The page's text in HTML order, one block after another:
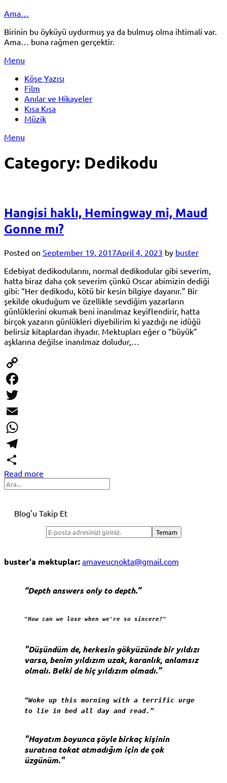
Skip
content
Ama…
Birinin bu öyküyü uydurmuş ya da bulmuş olma ihtimali var.
Ama… buna rağmen gerçektir.
Menu
Köşe Yazısı
Film
Anılar ve Hikayeler
Kısa Kısa
Müzik
Menu
Category: Dedikodu
Hangisi haklı, Hemingway mi, Maud
Gonne mı?
Posted on September 19, 2017April 4, 2023 by buster
Edebiyat dedikodularını, normal dedikodular gibi severim,
hatta biraz daha çok severim çünkü Oscar abimizin dediği
gibi: “Her dedikodu, kötü bir kesin bilgiye dayanır.” Bir
şekilde okuduğum ve özellikle sevdiğim yazarların
günlüklerini okumak beni inanılmaz keyiflendirir, hatta
birçok yazarın günlükleri diyebilirim ki yazdığı ne idüğü
belirsiz kitaplardan ihyadır. Mektupları eğer o “büyük”
aşklarına değilse inanılmaz doludur,…
Copy
Link
Facebook
Twitter
Email
WhatsApp
Telegram
Share
Read more
Search
Blog'u Takip Et
buster'a mektuplar: amaveucnokta@gmail.com
“Depth answers only to depth.”
"How can we lose when we're so sincere?"
"Düşündüm de, herkesin gökyüzünde bir yıldızı
varsa, benim yıldızım uzak, karanlık, anlamsız
olmalı. Belki de hiç yıldızım olmadı."
“Woke up this morning with a terrific urge
to lie in bed all day and read.”
"Hayatım boyunca şöyle birkaç kişinin
suratına tokat atmadığım için de çok
üzgünüm."